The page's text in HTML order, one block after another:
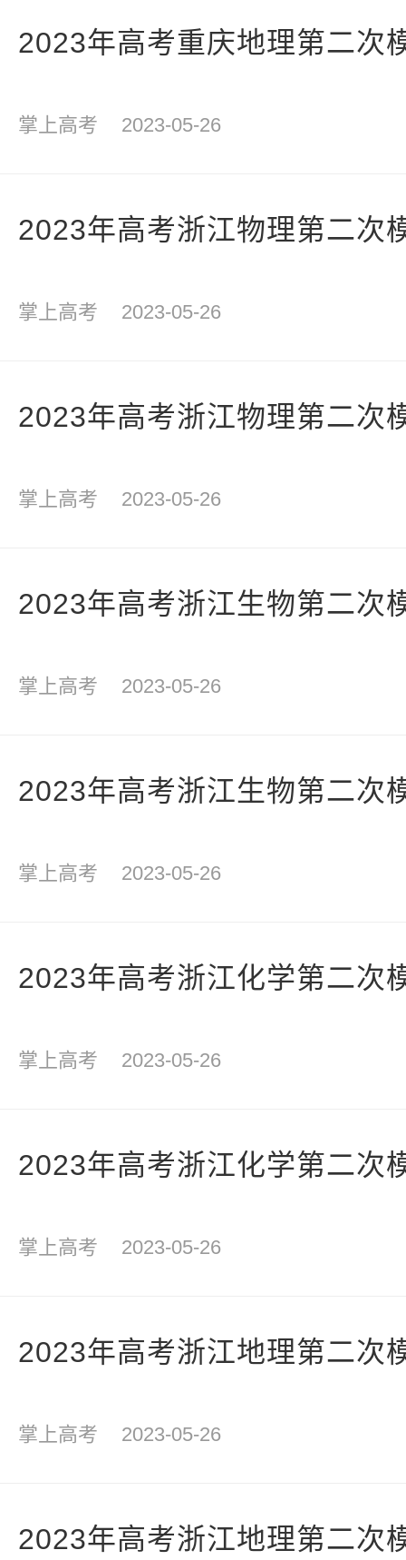
2023年高考重庆地理第二次
掌上高考 2023-05-26
2023年高考浙江物理第二次
掌上高考 2023-05-26
2023年高考浙江物理第二次
掌上高考 2023-05-26
2023年高考浙江生物第二次
掌上高考 2023-05-26
2023年高考浙江生物第二次
掌上高考 2023-05-26
2023年高考浙江化学第二次
掌上高考 2023-05-26
2023年高考浙江化学第二次
掌上高考 2023-05-26
2023年高考浙江地理第二次
掌上高考 2023-05-26
2023年高考浙江地理第二次